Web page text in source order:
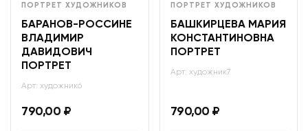
ПОРТРЕТ ХУДОЖНИКОВ
БАРАНОВ-РОССИНЕ
ВЛАДИМИР
ДАВИДОВИЧ
ПОРТРЕТ
Арт: художник6
790,00 ₽
ПОРТРЕТ ХУДОЖНИКОВ
БАШКИРЦЕВА МАРИЯ
КОНСТАНТИНОВНА
ПОРТРЕТ
Арт: художник7
790,00 ₽